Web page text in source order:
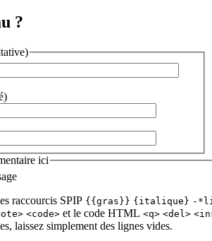
?
ici
raccourcis SPIP {{gras}} {italique} -
<code> et le code HTML <q> <del>
laissez simplement des lignes vides.